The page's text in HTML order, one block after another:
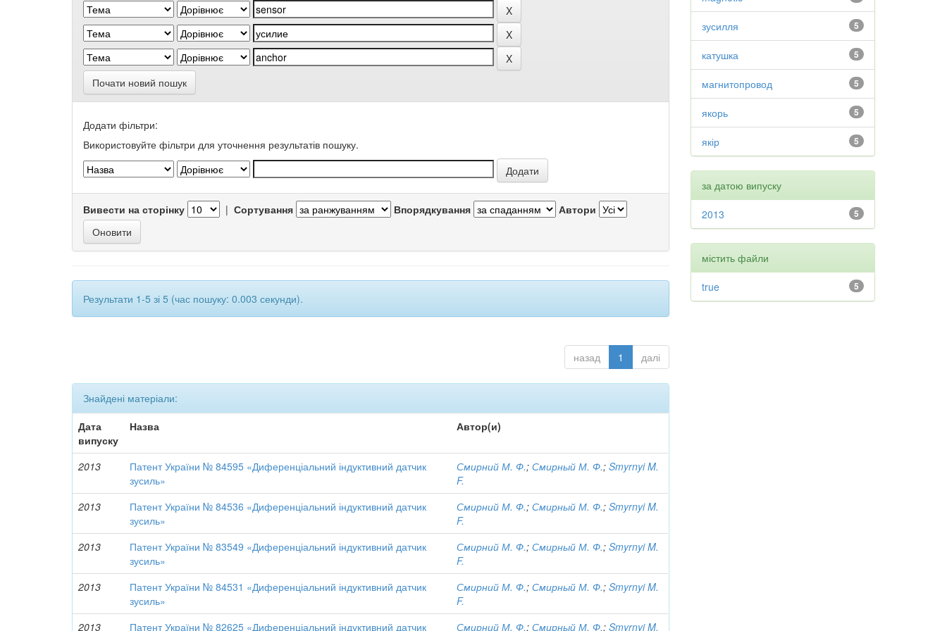
Почати новий пошук
Додати фільтри:
Використовуйте фільтри для уточнення результатів пошуку.
Вивести на сторінку | Сортування Впорядкування Автори
Результати 1-5 зі 5 (час пошуку: 0.003 секунди).
назад 1 далі
Знайдені матеріали:
Дата
випуску
Назва Автор(и)
2013
Патент України № 84595 «Диференціальний індуктивний датчик
зусиль»
Смирний М. Ф.;Смирный М. Ф.;Smyrnyi M.
F.
2013
Патент України № 84536 «Диференціальний індуктивний датчик
зусиль»
Смирний М. Ф.;Смирный М. Ф.;Smyrnyi M.
F.
2013
Патент України № 83549 «Диференціальний індуктивний датчик
зусиль»
Смирний М. Ф.;Смирный М. Ф.;Smyrnyi M.
F.
2013
Патент України № 84531 «Диференціальний індуктивний датчик
зусиль»
Смирний М. Ф.;Смирный М. Ф.;Smyrnyi M.
F.
2013
Патент України № 82625 «Диференціальний індуктивний датчик Смирний М. Ф.;Смирный М. Ф.;Smyrnyi M.
5
зусилля
5
катушка
5
магнитопровод
5
якорь
5
якір
за датою випуску
5
2013
містить файли
5
true